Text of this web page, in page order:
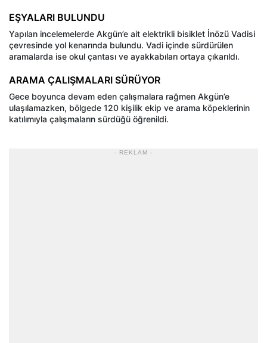
EŞYALARI BULUNDU
Yapılan incelemelerde Akgün’e ait elektrikli bisiklet İnözü Vadisi
çevresinde yol kenarında bulundu. Vadi içinde sürdürülen
aramalarda ise okul çantası ve ayakkabıları ortaya çıkarıldı.
ARAMA ÇALIŞMALARI SÜRÜYOR
Gece boyunca devam eden çalışmalara rağmen Akgün’e
ulaşılamazken, bölgede 120 kişilik ekip ve arama köpeklerinin
katılımıyla çalışmaların sürdüğü öğrenildi.
- REKLAM -